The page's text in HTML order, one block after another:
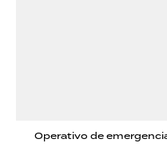
Operativo de